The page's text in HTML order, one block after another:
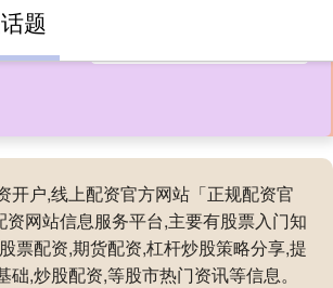
开户,线上配资官方网站「正规配资官
资网站信息服务平台,主要有股票入门知
票配资,期货配资,杠杆炒股策略分享,提
础,炒股配资,等股市热门资讯等信息。
题